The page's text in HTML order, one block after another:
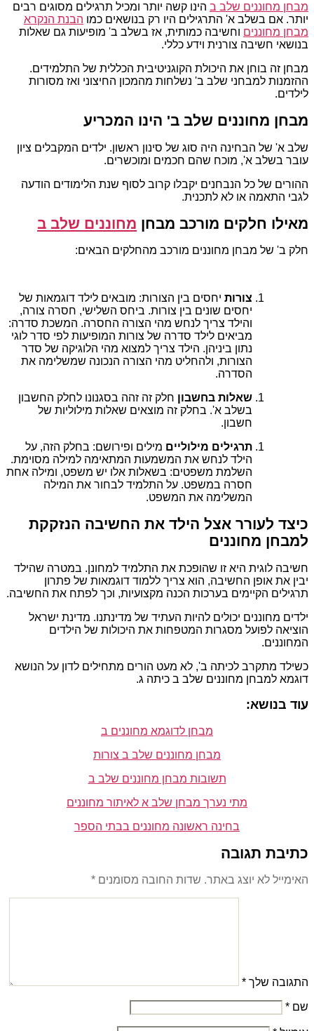
מבחן מחוננים שלב ב הינו קשה יותר ומכיל תרגילים מסוגים רבים
יותר. אם בשלב א' התרגילים היו רק בנושאים כמו הבנת הנקרא
מבחן מחוננים וחשיבה כמותית, אז בשלב ב' מופיעות גם שאלות
בנושאי חשיבה צורנית וידע כללי.
מבחן זה בוחן את היכולת הקוגניטיבית הכללית של התלמידים.
ההזמנות למבחני שלב ב' נשלחות מהמכון החיצוני ואז מסורות
לילדים.
מבחן מחוננים שלב ב' הינו המכריע
שלב א' של הבחינה היה סוג של סינון ראשון. ילדים המקבלים ציון
עובר בשלב א', מוכח שהם חכמים ומוכשרים.
ההורים של כל הנבחנים יקבלו קרוב לסוף שנת הלימודים הודעה
לגבי התאמה או לא לתכנית.
מאילו חלקים מורכב מבחן מחוננים שלב ב
חלק ב' של מבחן מחוננים מורכב מהחלקים הבאים:
צורות יחסים בין הצורות: מובאים לילד דוגמאות של
יחסים שונים בין צורות. ביחס השלישי, חסרה צורה,
והילד צריך לנחש מהי הצורה החסרה. המשכת סדרה:
מביאים לילד סדרה של צורות המופיעות לפי סדר לוגי
נתון ביניהן. הילד צריך למצוא מהי הלוגיקה של סדר
הצורות, ולהחליט מהי הצורה הנכונה שמשלימה את
הסדרה.
שאלות בחשבון חלק זה זהה בסגנונו לחלק החשבון
בשלב א'. בחלק זה מוצאים שאלות מילוליות של
חשבון.
תרגילים מילוליים מילים ופירושם: בחלק הזה, על
הילד לנחש את המשמעות המתאימה למילה מסוימת.
השלמת משפטים: בשאלות אלו יש משפט, ומילה אחת
חסרה במשפט. על התלמיד לבחור את המילה
המשלימה את המשפט.
כיצד לעורר אצל הילד את החשיבה הנזקקת
למבחן מחוננים
חשיבה לוגית היא זו שהופכת את התלמיד למחונן. במטרה שהילד
יבין את אופן החשיבה, הוא צריך ללמוד דוגמאות של פתרון
תרגילים הקיימים בערכות הכנה מקצועיות, וכך לפתח את החשיבה.
ילדים מחוננים יכולים להיות העתיד של מדינתנו. מדינת ישראל
הוציאה לפועל מסגרות המטפחות את היכולות של הילדים
המחוננים.
כשילד מתקרב לכיתה ב', לא מעט הורים מתחילים לדון על הנושא
דוגמא למבחן מחוננים שלב ב כיתה ג.
עוד בנושא:
מבחן לדוגמא מחוננים ב
מבחן מחוננים שלב ב צורות
תשובות מבחן מחוננים שלב ב
מתי נערך מבחן שלב א לאיתור מחוננים
בחינה ראשונה מחוננים בבתי הספר
כתיבת תגובה
האימייל לא יוצג באתר. שדות החובה מסומנים *
התגובה שלך *
שם *